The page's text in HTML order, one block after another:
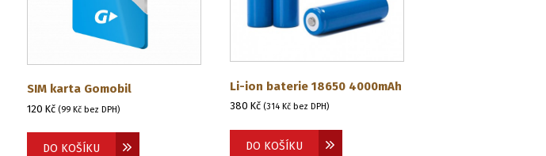
SIM karta Gomobil
120 Kč (99 Kčbez DPH)
DO KOŠÍKU
Li-ion baterie 18650 4000mAh
380 Kč (314 Kčbez DPH)
DO KOŠÍKU